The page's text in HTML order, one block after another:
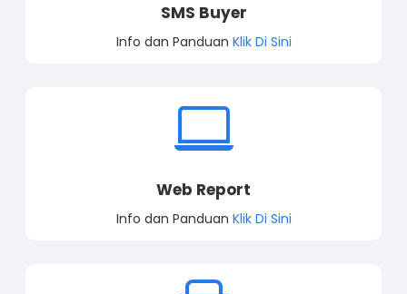
SMS Buyer
Info dan Panduan Klik Di Sini
Web Report
Info dan Panduan Klik Di Sini